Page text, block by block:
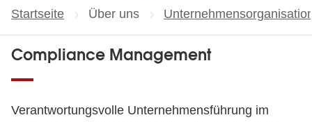
Startseite Über uns
Compliance Management
Verantwortungsvolle Unternehmensführung im